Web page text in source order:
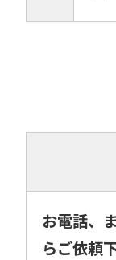
お電話、
らご依頼